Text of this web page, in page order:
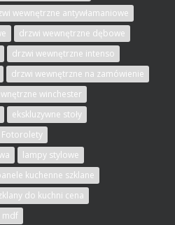
wewnętrzne antywłamaniowe
drzwi wewnętrzne dębowe
drzwi wewnętrzne intenso
drzwi wewnętrzne na zamówienie
winchester
ekskluzywne stoły
Fotorolety
lampy stylowe
kuchenne szklane
do kuchni cena
mdf